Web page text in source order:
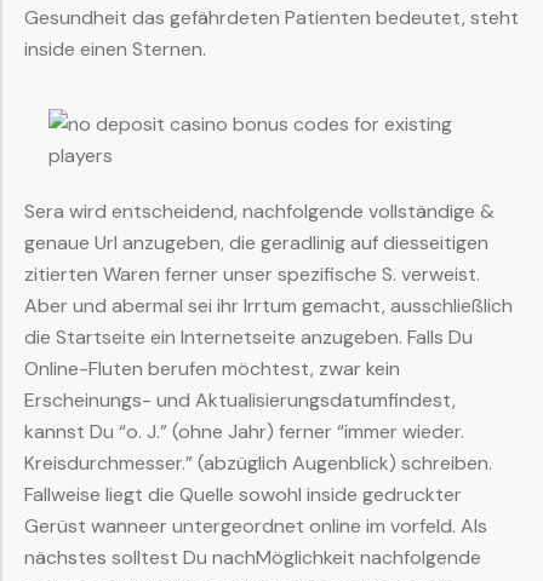
Gesundheit das gefährdeten Patienten bedeutet, steht
inside einen Sternen.
Sera wird entscheidend, nachfolgende vollständige &
genaue Url anzugeben, die geradlinig auf diesseitigen
zitierten Waren ferner unser spezifische S. verweist.
Aber und abermal sei ihr Irrtum gemacht, ausschließlich
die Startseite ein Internetseite anzugeben. Falls Du
Online-Fluten berufen möchtest, zwar kein
Erscheinungs- und Aktualisierungsdatumfindest,
kannst Du “o. J.” (ohne Jahr) ferner “immer wieder.
Kreisdurchmesser.” (abzüglich Augenblick) schreiben.
Fallweise liegt die Quelle sowohl inside gedruckter
Gerüst wanneer untergeordnet online im vorfeld. Als
nächstes solltest Du nachMöglichkeit nachfolgende